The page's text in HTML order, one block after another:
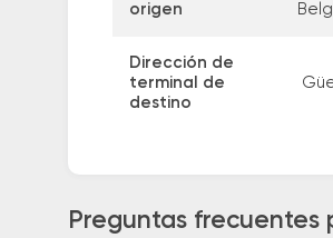
origen
Dirección de
terminal de
destino
Preguntas frecuentes